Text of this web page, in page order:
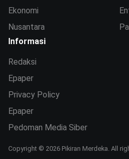
Ekonomi
Nusantara
Informasi
Redaksi
Epaper
Privacy Policy
Epaper
Pedoman Media Siber
Copyright © 2026 Pikiran Merdeka. All